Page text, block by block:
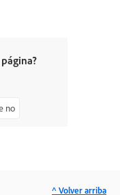
no
^ Volver arriba